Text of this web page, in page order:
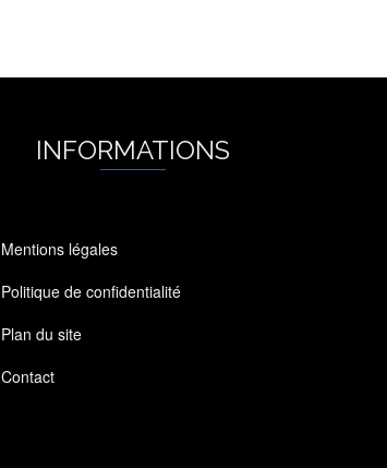
INFORMATIONS
Mentions légales
Politique de confidentialité
Plan du site
Contact